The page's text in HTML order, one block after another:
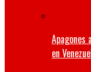
Apagones
en